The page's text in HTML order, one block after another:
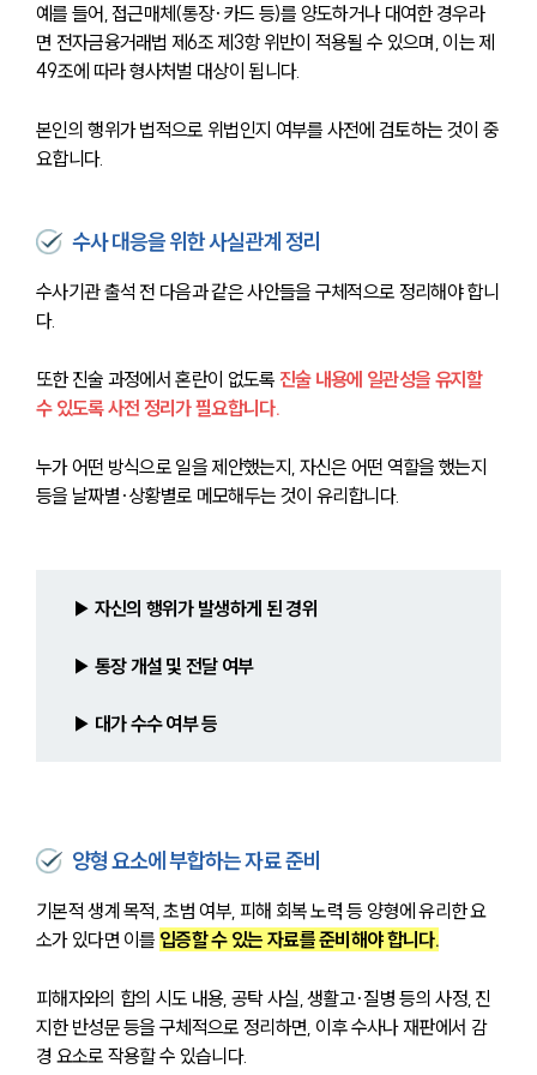
예를 들어, 접근매체(통장·카드 등)를 양도하거나 대여한 경우라
면 전자금융거래법 제6조 제3항 위반이 적용될 수 있으며, 이는 제
49조에 따라 형사처벌 대상이 됩니다.
본인의 행위가 법적으로 위법인지 여부를 사전에 검토하는 것이 중
요합니다.
수사 대응을 위한 사실관계 정리
수사기관 출석 전 다음과 같은 사안들을 구체적으로 정리해야 합니
다.
또한 진술 과정에서 혼란이 없도록 진술 내용에 일관성을 유지할
수 있도록 사전 정리가 필요합니다.
누가 어떤 방식으로 일을 제안했는지, 자신은 어떤 역할을 했는지
등을 날짜별·상황별로 메모해두는 것이 유리합니다.
▶ 자신의 행위가 발생하게 된 경위
▶ 통장 개설 및 전달 여부
▶ 대가 수수 여부 등
양형 요소에 부합하는 자료 준비
기본적 생계 목적, 초범 여부, 피해 회복 노력 등 양형에 유리한 요
소가 있다면 이를 입증할 수 있는 자료를 준비해야 합니다.
피해자와의 합의 시도 내용, 공탁 사실, 생활고·질병 등의 사정, 진
지한 반성문 등을 구체적으로 정리하면, 이후 수사나 재판에서 감
경 요소로 작용할 수 있습니다.